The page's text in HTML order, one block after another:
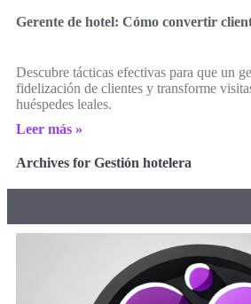
Gerente de hotel: Cómo convertir
Descubre tácticas efectivas para que un
fidelización de clientes y transforme
huéspedes leales.
Leer más »
Archives for Gestión hotelera